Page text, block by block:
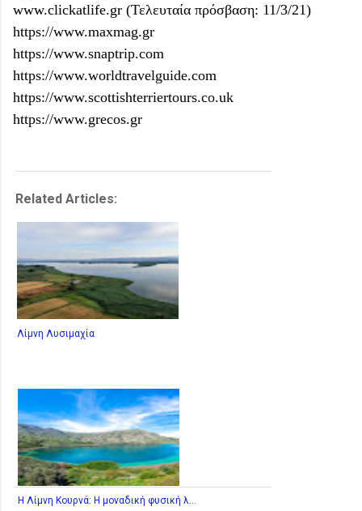
www.clickatlife.gr (Τελευταία πρόσβαση: 11/3/21)
https://www.maxmag.gr
https://www.snaptrip.com
https://www.worldtravelguide.com
https://www.scottishterriertours.co.uk
https://www.grecos.gr
Related Articles:
Λίμνη Λυσιμαχία
Η Λίμνη Κουρνά: Η μοναδική φυσική λ...